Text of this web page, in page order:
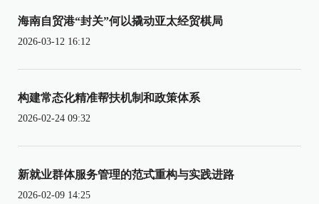
海南自贸港“封关”何以撬动亚太经贸棋局
2026-03-12 16:12
构建常态化精准帮扶机制和政策体系
2026-02-24 09:32
新就业群体服务管理的范式重构与实践进路
2026-02-09 14:25